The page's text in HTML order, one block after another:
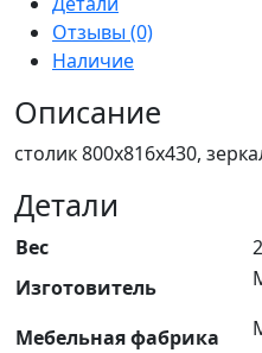
Отзывы (0)
Наличие
Описание
столик 800х816х430,
Детали
Вес
Изготовитель
Мебельная фабрика